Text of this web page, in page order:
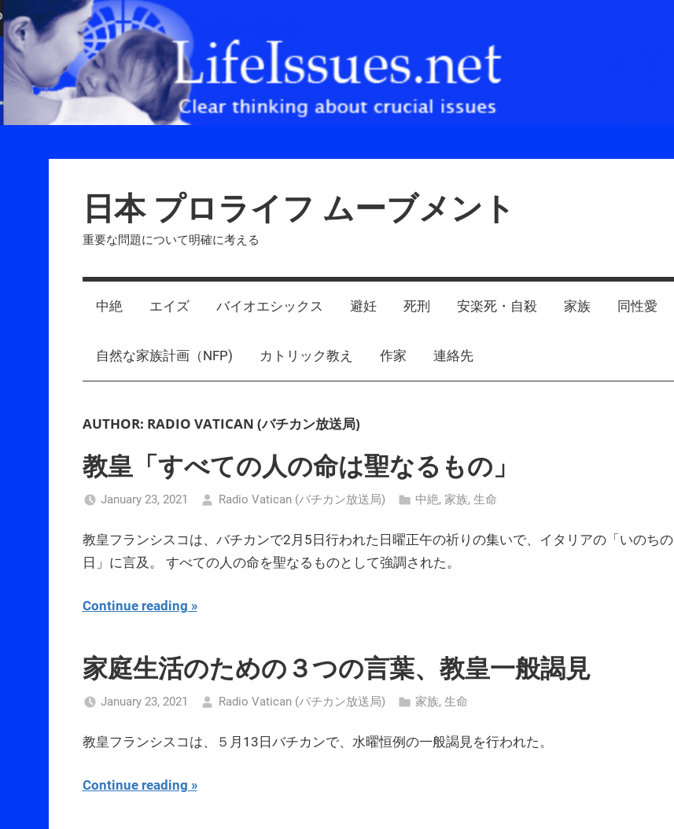
Skip
to
content
日本 プロライフ ムーブメント
重要な問題について明確に考える
中絶 エイズ バイオエシックス 避妊 死刑 安楽死・自殺 家族 同性愛
自然な家族計画（NFP) カトリック教え 作家 連絡先
AUTHOR: RADIO VATICAN (バチカン放送局)
教皇「すべての人の命は聖なるもの」
January 23, 2021 Radio Vatican (バチカン放送局) 中絶, 家族, 生命
教皇フランシスコは、バチカンで2月5日行われた日曜正午の祈りの集いで、イタリアの「いのちの
日」に言及。 すべての人の命を聖なるものとして強調された。
Continue reading
家庭生活のための３つの言葉、教皇一般謁見
January 23, 2021 Radio Vatican (バチカン放送局) 家族, 生命
教皇フランシスコは、５月13日バチカンで、水曜恒例の一般謁見を行われた。
Continue reading